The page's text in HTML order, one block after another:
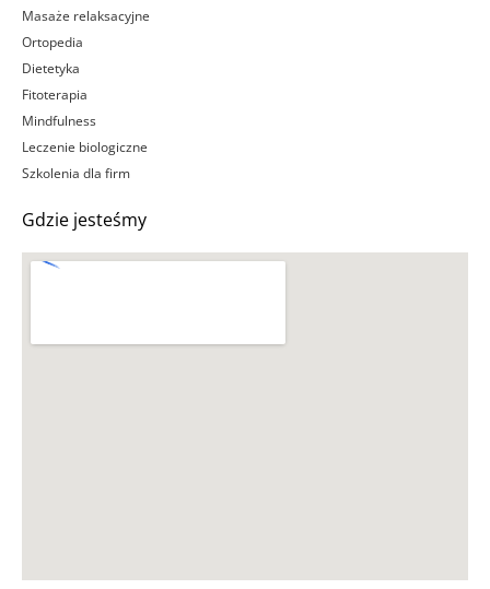
Masaże relaksacyjne
Ortopedia
Dietetyka
Fitoterapia
Mindfulness
Leczenie biologiczne
Szkolenia dla firm
Gdzie jesteśmy